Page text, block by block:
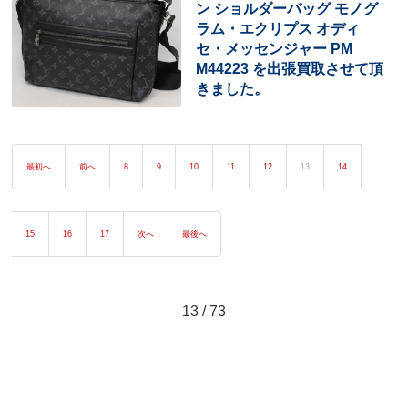
ン ショルダーバッグ モノグ
ラム・エクリプス オディ
セ・メッセンジャー PM
M44223 を出張買取させて頂
きました。
最初へ 前へ 8 9 10 11 12 13 14
15 16 17 次へ 最後へ
13 / 73